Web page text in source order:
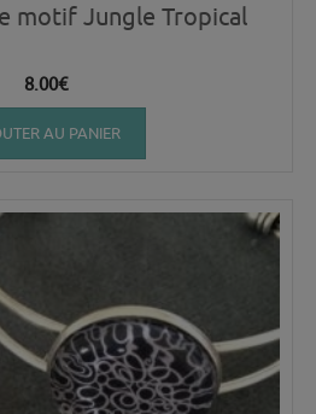
motif Jungle Tropical
8.00€
AU PANIER